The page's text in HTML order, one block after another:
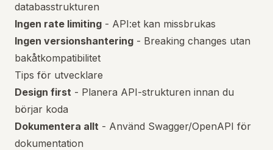
databasstrukturen
Ingen rate limiting - API:et kan missbrukas
Ingen versionshantering - Breaking changes utan
bakåtkompatibilitet
Tips för utvecklare
Design first - Planera API-strukturen innan du
börjar koda
Dokumentera allt - Använd Swagger/OpenAPI för
dokumentation